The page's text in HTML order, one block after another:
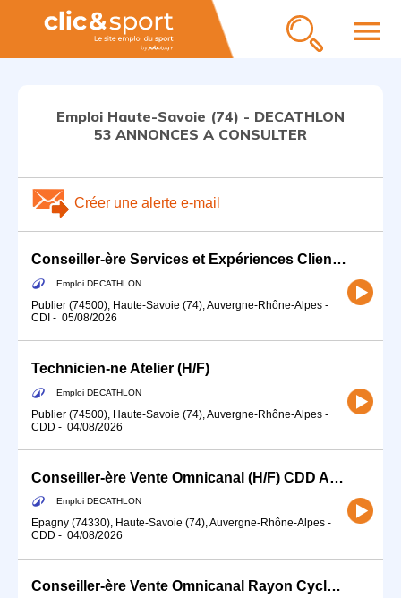
menu
Emploi Haute-Savoie (74) - DECATHLON
53 ANNONCES A CONSULTER
Créer une alerte e-mail
Conseiller-ère Services et Expériences Client (H/F) - Temps partiel
Emploi DECATHLON
Publier (74500), Haute-Savoie (74), Auvergne-Rhône-Alpes -
CDI - 05/08/2026
Technicien-ne Atelier (H/F)
Emploi DECATHLON
Publier (74500), Haute-Savoie (74), Auvergne-Rhône-Alpes -
CDD - 04/08/2026
Conseiller-ère Vente Omnicanal (H/F) CDD AOUT/SEPTEMBRE
Emploi DECATHLON
Épagny (74330), Haute-Savoie (74), Auvergne-Rhône-Alpes -
CDD - 04/08/2026
Conseiller-ère Vente Omnicanal Rayon Cycle (H/F)